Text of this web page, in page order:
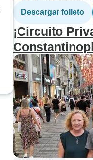
Descargar folleto
¡Circuito